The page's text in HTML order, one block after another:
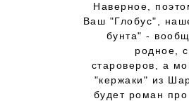
Наверное,
Ваш "Глобус",
бунта" -
родное,
староверов, а
"кержаки" из
будет роман про